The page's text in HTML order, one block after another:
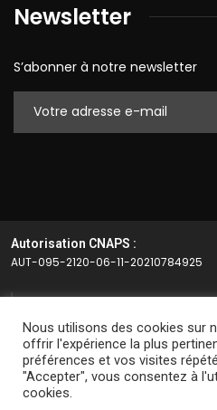
Newsletter
S’abonner à notre newsletter
Autorisation CNAPS :
AUT-095-2120-06-11-20210784925
Article L.612-14 du CSI
L’autorisation d’exercice ne
puissance publique à
bénéficient.
Nous utilisons des cookies sur
offrir l'expérience la plus
préférences et vos visites
"Accepter", vous consentez à
cookies.